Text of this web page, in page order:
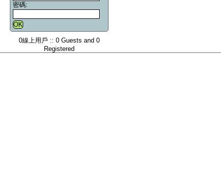
密碼:
0線上用戶 :: 0 Guests and 0
Registered